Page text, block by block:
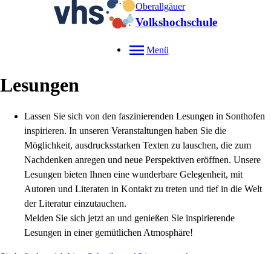
Oberallgäuer
Volkshochschule
Menü
Lesungen
Lassen Sie sich von den faszinierenden Lesungen in Sonthofen
inspirieren. In unseren Veranstaltungen haben Sie die
Möglichkeit, ausdrucksstarken Texten zu lauschen, die zum
Nachdenken anregen und neue Perspektiven eröffnen. Unsere
Lesungen bieten Ihnen eine wunderbare Gelegenheit, mit
Autoren und Literaten in Kontakt zu treten und tief in die Welt
der Literatur einzutauchen.
Melden Sie sich jetzt an und genießen Sie inspirierende
Lesungen in einer gemütlichen Atmosphäre!